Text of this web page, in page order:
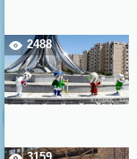
2488